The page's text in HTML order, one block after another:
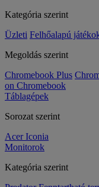
Kategória szerint
Üzleti Felhőalapú
Megoldás szerint
Chromebook Plus
on Chromebook
Táblagépek
Sorozat szerint
Acer Iconia
Monitorok
Kategória szerint